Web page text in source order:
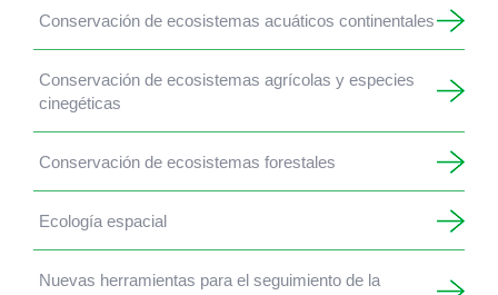
Conservación de ecosistemas acuáticos continentales
Conservación de ecosistemas agrícolas y especies
cinegéticas
Conservación de ecosistemas forestales
Ecología espacial
Nuevas herramientas para el seguimiento de la